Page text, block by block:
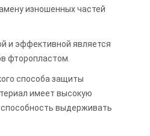
изношенных частей
и эффективной является
фторопластом.
способа защиты
имеет высокую
выдерживать